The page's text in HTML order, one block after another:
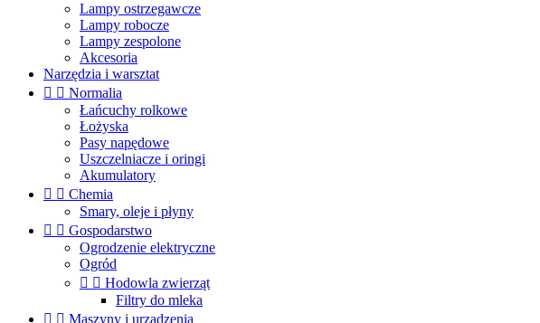
Lampy ostrzegawcze
Lampy robocze
Lampy zespolone
Akcesoria
Narzędzia i warsztat
  Normalia
Łańcuchy rolkowe
Łożyska
Pasy napędowe
Uszczelniacze i oringi
Akumulatory
  Chemia
Smary, oleje i płyny
  Gospodarstwo
Ogrodzenie elektryczne
Ogród
  Hodowla zwierząt
Filtry do mleka
  Maszyny i urządzenia